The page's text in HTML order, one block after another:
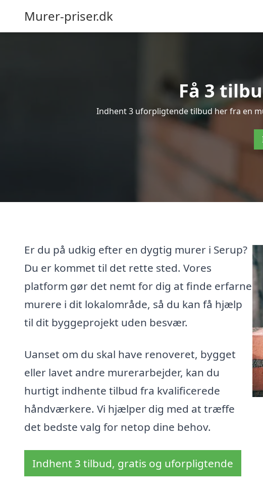
Murer-priser.dk
Få 3
Indhent 3 uforpligtende tilbud her fra en
Er du på udkig efter en dygtig murer i Serup?
Du er kommet til det rette sted. Vores
platform gør det nemt for dig at finde erfarne
murere i dit lokalområde, så du kan få hjælp
til dit byggeprojekt uden besvær.
Uanset om du skal have renoveret, bygget
eller lavet andre murerarbejder, kan du
hurtigt indhente tilbud fra kvalificerede
håndværkere. Vi hjælper dig med at træffe
det bedste valg for netop dine behov.
Indhent 3 tilbud, gratis og uforpligtende